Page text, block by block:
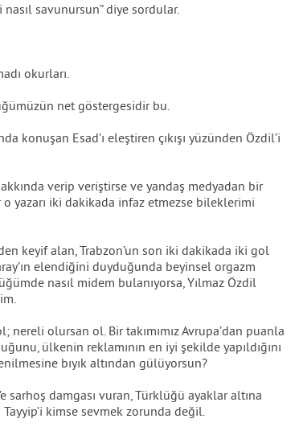
savunursun” diye sordular.
okurları.
net göstergesidir bu.
konuşan Esad’ı eleştiren çıkışı yüzünden Özdil’i
verip veriştirse ve yandaş medyadan bir
o yazarı iki dakikada infaz etmezse bileklerimi
keyif alan, Trabzon’un son iki dakikada iki gol
elendiğini duyduğunda beyinsel orgazm
nasıl midem bulanıyorsa, Yılmaz Özdil
nereli olursan ol. Bir takımımız Avrupa’dan puanla
ülkenin reklamının en iyi şekilde yapıldığını
bıyık altından gülüyorsun?
sarhoş damgası vuran, Türklüğü ayaklar altına
kimse sevmek zorunda değil.